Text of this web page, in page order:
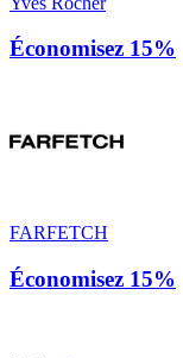
Économisez 15%
FARFETCH
Économisez 15%